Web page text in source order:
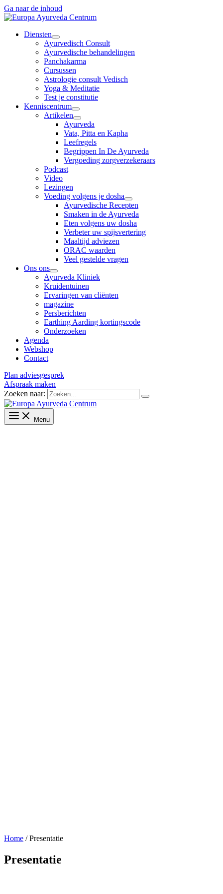
Ga naar de inhoud
Diensten
Ayurvedisch Consult
Ayurvedische behandelingen
Panchakarma
Cursussen
Astrologie consult Vedisch
Yoga & Meditatie
Test je constitutie
Kenniscentrum
Artikelen
Ayurveda
Vata, Pitta en Kapha
Leefregels
Begrippen In De Ayurveda
Vergoeding zorgverzekeraars
Podcast
Video
Lezingen
Voeding volgens je dosha
Ayurvedische Recepten
Smaken in de Ayurveda
Eten volgens uw dosha
Verbeter uw spijsvertering
Maaltijd adviezen
ORAC waarden
Veel gestelde vragen
Ons ons
Ayurveda Kliniek
Kruidentuinen
Ervaringen van cliënten
magazine
Persberichten
Earthing Aarding kortingscode
Onderzoeken
Agenda
Webshop
Contact
Plan adviesgesprek
Afspraak maken
Zoeken naar:
Menu
Home /Presentatie
Presentatie